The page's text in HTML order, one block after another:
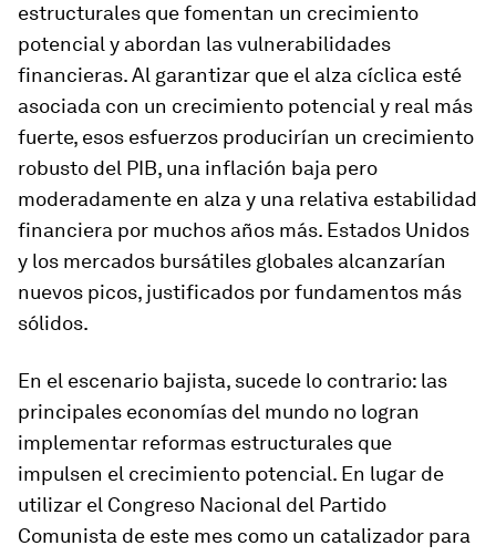
estructurales que fomentan un crecimiento
potencial y abordan las vulnerabilidades
financieras. Al garantizar que el alza cíclica esté
asociada con un crecimiento potencial y real más
fuerte, esos esfuerzos producirían un crecimiento
robusto del PIB, una inflación baja pero
moderadamente en alza y una relativa estabilidad
financiera por muchos años más. Estados Unidos
y los mercados bursátiles globales alcanzarían
nuevos picos, justificados por fundamentos más
sólidos.
En el escenario bajista, sucede lo contrario: las
principales economías del mundo no logran
implementar reformas estructurales que
impulsen el crecimiento potencial. En lugar de
utilizar el Congreso Nacional del Partido
Comunista de este mes como un catalizador para